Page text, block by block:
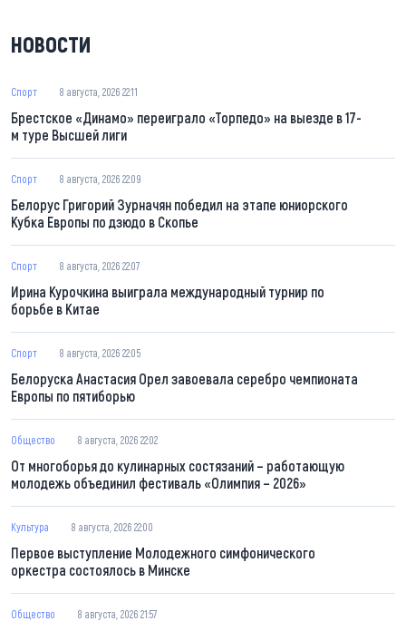
НОВОСТИ
Спорт 8 августа, 2026 22:11
Брестское «Динамо» переиграло «Торпедо» на выезде в 17-
м туре Высшей лиги
Спорт 8 августа, 2026 22:09
Белорус Григорий Зурначян победил на этапе юниорского
Кубка Европы по дзюдо в Скопье
Спорт 8 августа, 2026 22:07
Ирина Курочкина выиграла международный турнир по
борьбе в Китае
Спорт 8 августа, 2026 22:05
Белоруска Анастасия Орел завоевала серебро чемпионата
Европы по пятиборью
Общество 8 августа, 2026 22:02
От многоборья до кулинарных состязаний – работающую
молодежь объединил фестиваль «Олимпия – 2026»
Культура 8 августа, 2026 22:00
Первое выступление Молодежного симфонического
оркестра состоялось в Минске
Общество 8 августа, 2026 21:57